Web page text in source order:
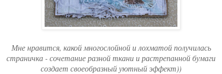
Мне нравится, какой многослойной и лохматой получилась
страничка - сочетание разной ткани и растрепанной бумаги
создает своеобразный уютный эффект))